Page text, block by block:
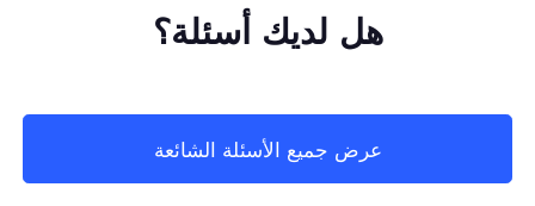
هل لديك أسئلة؟
عرض جميع الأسئلة الشائعة